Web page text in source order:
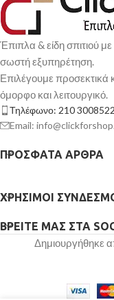
Έπιπλα & είδη σπιτιού
σωστή εξυπηρέτηση.
Επιλέγουμε προσεκτικά
όμορφο και λειτουργικό.
Τηλέφωνο: 210 3008522
Email:
ΠΡΌΣΦΑΤΑ ΆΡΘΡΑ
ΧΡΉΣΙΜΟΙ
ΒΡΕΊΤΕ ΜΑΣ ΣΤΑ
Δημιουργήθηκε